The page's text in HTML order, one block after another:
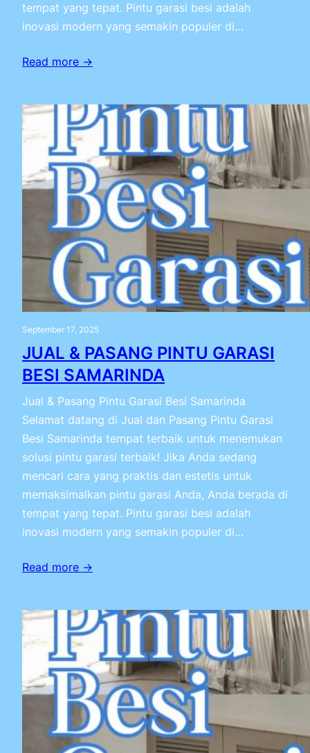
tempat yang tepat. Pintu garasi besi adalah
inovasi modern yang semakin populer di…
Read more →
September 17, 2025
JUAL & PASANG PINTU GARASI
BESI SAMARINDA
Jual & Pasang Pintu Garasi Besi Samarinda
Selamat datang di Jual dan Pasang Pintu Garasi
Besi Samarinda tempat terbaik untuk menemukan
solusi pintu garasi terbaik! Jika Anda sedang
mencari cara yang praktis dan estetis untuk
memaksimalkan pintu garasi Anda, Anda berada di
tempat yang tepat. Pintu garasi besi adalah
inovasi modern yang semakin populer di…
Read more →